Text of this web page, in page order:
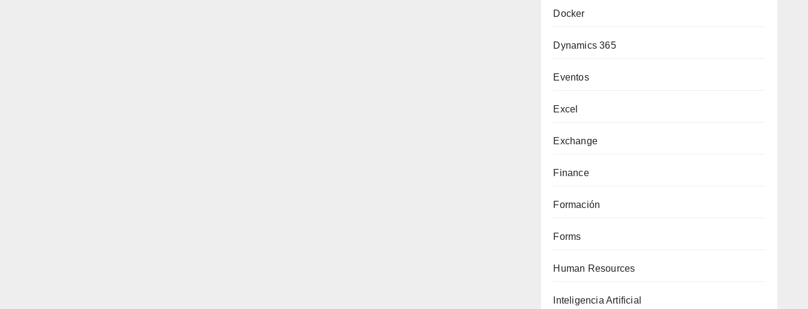
Docker
Dynamics 365
Eventos
Excel
Exchange
Finance
Formación
Forms
Human Resources
Inteligencia Artificial